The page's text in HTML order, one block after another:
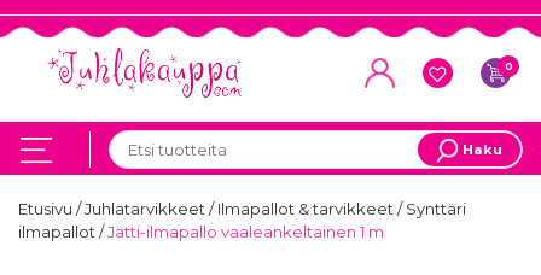
0
Haku
Etusivu /Juhlatarvikkeet/Ilmapallot & tarvikkeet/Synttäri
ilmapallot/Jätti-ilmapallo vaaleankeltainen 1 m